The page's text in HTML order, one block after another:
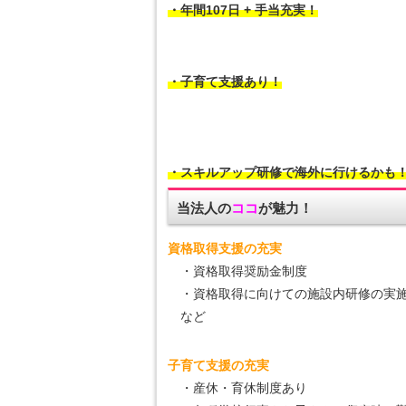
・年間107日 + 手当充実！
・子育て支援あり！
・スキルアップ研修で海外に行けるかも
当法人のココが魅力！
資格取得支援の充実
・資格取得奨励金制度
・資格取得に向けての施設内研修の実
など
子育て支援の充実
・産休・育休制度あり